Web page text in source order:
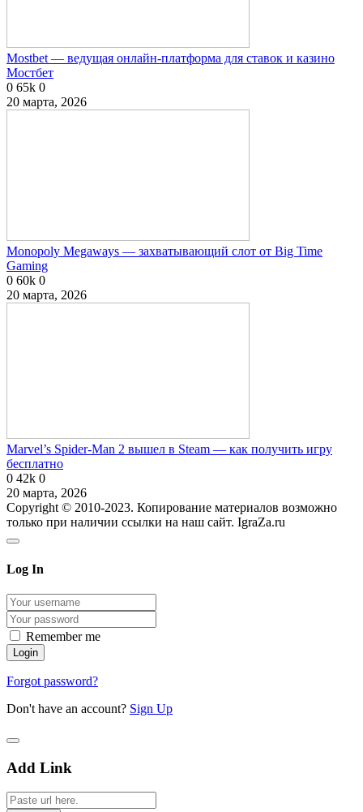
Mostbet — ведущая онлайн-платформа для ставок и казино
Мостбет
0 65k 0
20 марта, 2026
Monopoly Megaways — захватывающий слот от Big Time
Gaming
0 60k 0
20 марта, 2026
Marvel’s Spider-Man 2 вышел в Steam — как получить игру
бесплатно
0 42k 0
20 марта, 2026
Copyright © 2010-2023. Копирование материалов возможно
только при наличии ссылки на наш сайт. IgraZa.ru
Log In
Remember me
Forgot password?
Don't have an account? Sign Up
Add Link